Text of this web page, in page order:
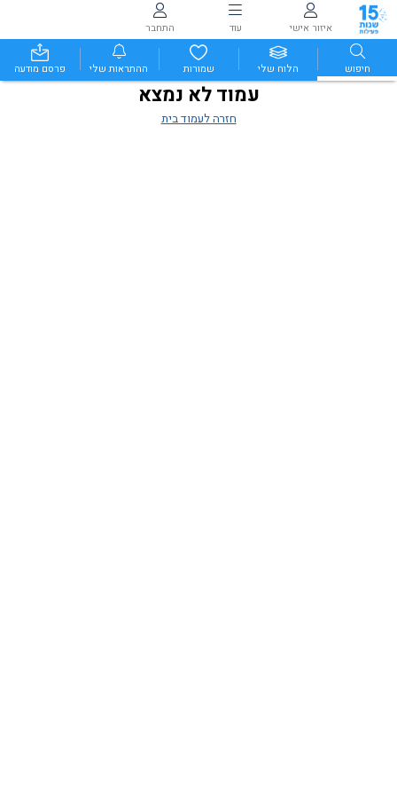
איזור אישי עוד התחבר
חיפוש הלוח שלי שמורות ההתראות שלי פרסם מודעה
עמוד לא נמצא
חזרה לעמוד בית